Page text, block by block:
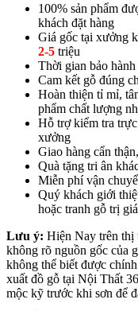
100% sản phẩm
khách đặt hàng
Giá gốc tại xưởng
2-5 triệu
Thời gian bảo hành
Cam kết gỗ đúng
Hoàn thiện tỉ mỉ,
phẩm chất lượng
Hỗ trợ kiểm tra
xưởng
Giao hàng cẩn
Quà tặng tri ân
Miễn phí vận
Quý khách giới
hoặc tranh gỗ trị
Lưu ý: Hiện Nay trên thị
không rõ nguồn gốc của
không thể biết được
xuất đồ gỗ tại Nội Thất
mộc kỹ trước khi sơn để